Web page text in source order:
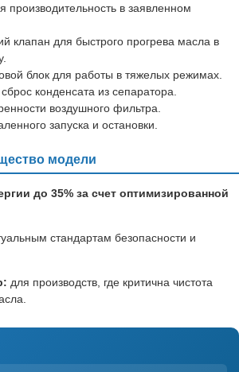
производительность в заявленном
клапан для быстрого прогрева масла в
блок для работы в тяжелых режимах.
конденсата из сепаратора.
воздушного фильтра.
запуска и остановки.
модели
до 35% за счет оптимизированной
стандартам безопасности и
для производств, где критична чистота